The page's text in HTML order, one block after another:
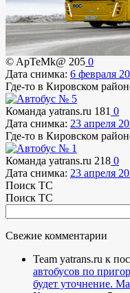
© ApTeMk@ 205 0
Дата снимка: 6 февраля
Где-то в Кировском
Команда yatrans.ru 181 0
Дата снимка: 23 апреля
Где-то в Кировском
Команда yatrans.ru 218 0
Дата снимка: 23 апреля
Поиск ТС
Поиск ТС
Свежие комментарии
Team yatrans.ru к
автобусов по
будет уточнение.